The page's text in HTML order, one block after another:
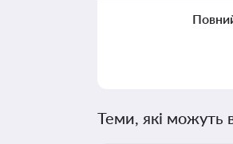
Теми, які можуть